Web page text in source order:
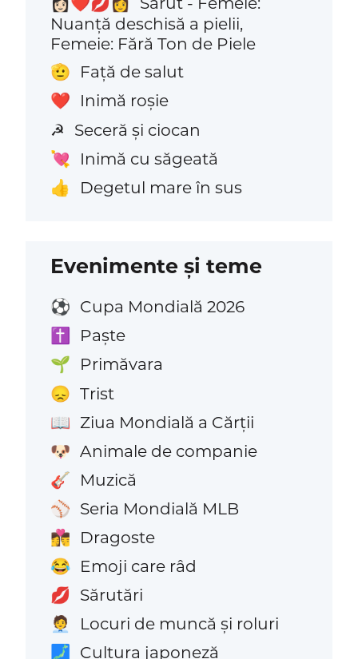
Nuanță deschisă a pielii,
Femeie: Fără Ton de Piele
🫡 Față de salut
❤️ Inimă roșie
☭ Seceră și ciocan
💘 Inimă cu săgeată
👍 Degetul mare în sus
Evenimente și teme
⚽ Cupa Mondială 2026
✝️ Paște
🌱 Primăvara
😞 Trist
📖 Ziua Mondială a Cărții
🐶 Animale de companie
🎸 Muzică
⚾ Seria Mondială MLB
👩‍❤️‍💋‍👨 Dragoste
😂 Emoji care râd
💋 Sărutări
🧑‍💼 Locuri de muncă și roluri
🗾 Cultura japoneză